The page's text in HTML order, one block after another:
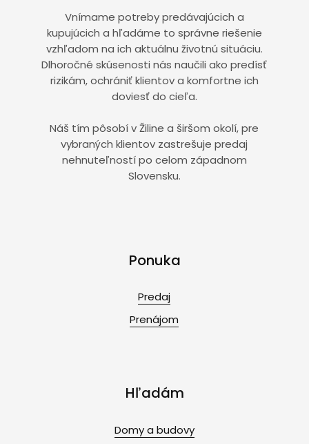
Vnímame potreby predávajúcich a
kupujúcich a hľadáme to správne riešenie
vzhľadom na ich aktuálnu životnú situáciu.
Dlhoročné skúsenosti nás naučili ako predísť
rizikám, ochrániť klientov a komfortne ich
doviesť do cieľa.
Náš tím pôsobí v Žiline a širšom okolí, pre
vybraných klientov zastrešuje predaj
nehnuteľností po celom západnom
Slovensku.
Ponuka
Predaj
Prenájom
Hľadám
Domy a budovy